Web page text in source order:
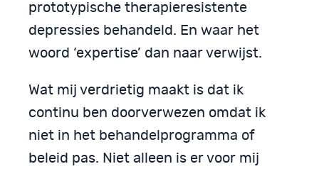
prototypische therapieresistente
depressies behandeld. En waar het
woord ‘expertise’ dan naar verwijst.
Wat mij verdrietig maakt is dat ik
continu ben doorverwezen omdat ik
niet in het behandelprogramma of
beleid pas. Niet alleen is er voor mij